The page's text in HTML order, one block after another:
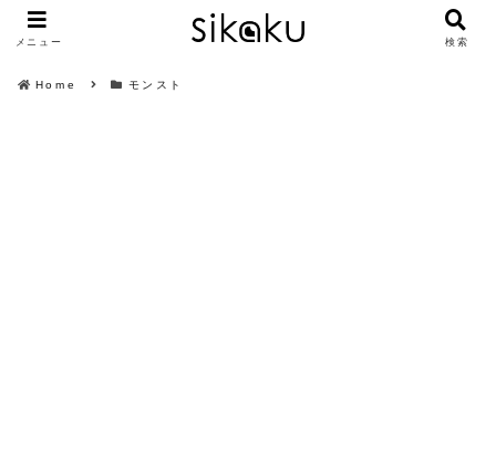
Home モンスト
メニュー 検索